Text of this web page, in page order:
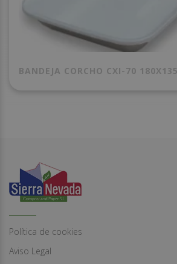
BANDEJA CORCHO CXI-70
Política de cookies
Aviso Legal